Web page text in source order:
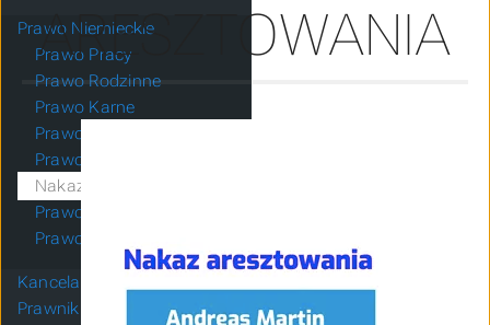
ARESZTOWANIA
Prawo Niemieckie
Prawo Pracy
Prawo Rodzinne
Prawo Karne
Prawo Drogowe
Prawo Cywilne
Nakaz aresztowania
Prawo Gospodarcze
Prawo Spadkowe
Kancelaria
Prawnik